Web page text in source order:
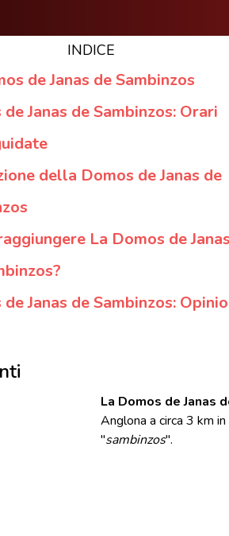
INDICE
de Janas de Sambinzos
Janas de Sambinzos: Orari
della Domos de Janas de
La Domos de Janas
Janas de Sambinzos:
La Domos de Janas
Anglona a circa 3 km
"sambinzos".